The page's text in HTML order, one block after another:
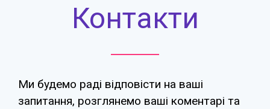
Контакти
Ми будемо раді відповісти на ваші
запитання, розглянемо ваші коментарі та